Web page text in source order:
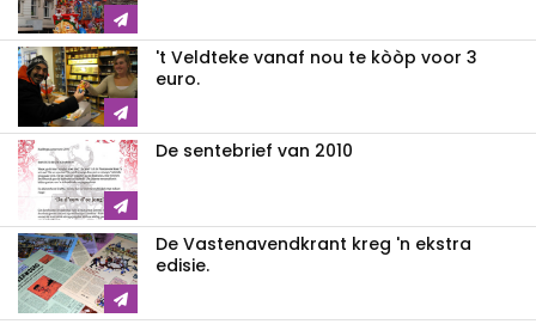
't Veldteke vanaf nou te kòòp voor 3
euro.
De sentebrief van 2010
De Vastenavendkrant kreg 'n ekstra
edisie.